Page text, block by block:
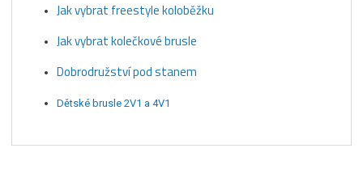
Jak vybrat freestyle koloběžku
Jak vybrat kolečkové brusle
Dobrodružství pod stanem
Dětské brusle 2V1 a 4V1